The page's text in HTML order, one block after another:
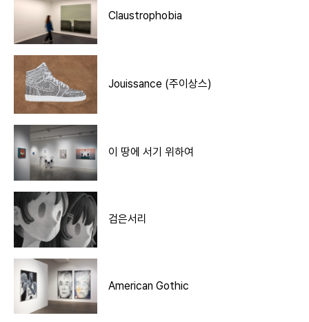
Claustrophobia
Jouissance (주이상스)
이 땅에 서기 위하여
검은서리
American Gothic